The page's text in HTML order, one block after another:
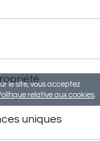
uniques
le site, vous acceptez
relative aux cookies